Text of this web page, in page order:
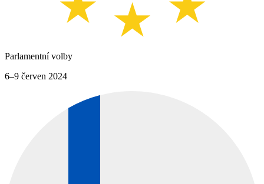
Parlamentní volby
6–9 červen 2024